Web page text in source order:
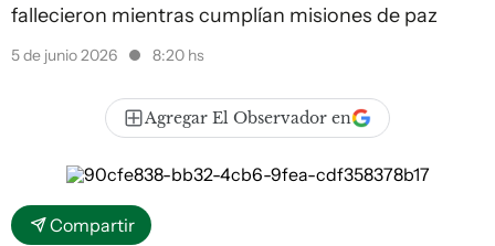
fallecieron mientras cumplían misiones de paz
5 de junio 2026 8:20 hs
Agregar El Observador en
Compartir